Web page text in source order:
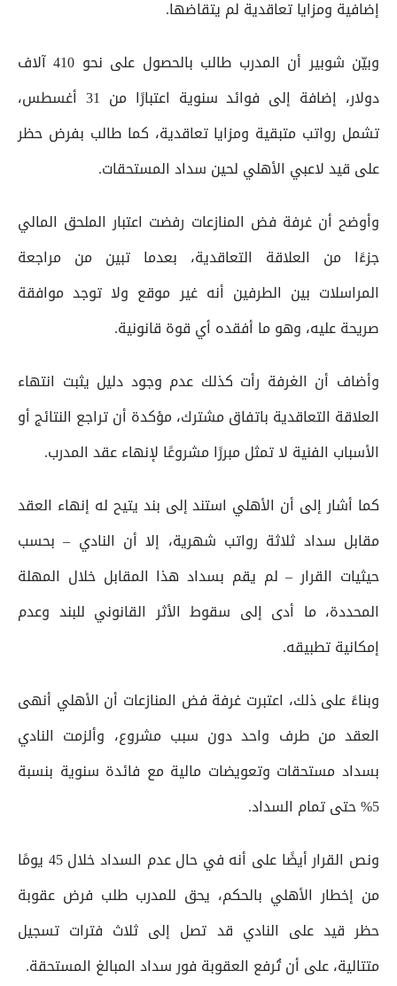
إضافية ومزايا تعاقدية لم يتقاضها.
وبيّن شوبير أن المدرب طالب بالحصول على نحو 410 آلاف
دولار، إضافة إلى فوائد سنوية اعتبارًا من 31 أغسطس،
تشمل رواتب متبقية ومزايا تعاقدية، كما طالب بفرض حظر
على قيد لاعبي الأهلي لحين سداد المستحقات.
وأوضح أن غرفة فض المنازعات رفضت اعتبار الملحق المالي
جزءًا من العلاقة التعاقدية، بعدما تبين من مراجعة
المراسلات بين الطرفين أنه غير موقع ولا توجد موافقة
صريحة عليه، وهو ما أفقده أي قوة قانونية.
وأضاف أن الغرفة رأت كذلك عدم وجود دليل يثبت انتهاء
العلاقة التعاقدية باتفاق مشترك، مؤكدة أن تراجع النتائج أو
الأسباب الفنية لا تمثل مبررًا مشروعًا لإنهاء عقد المدرب.
كما أشار إلى أن الأهلي استند إلى بند يتيح له إنهاء العقد
مقابل سداد ثلاثة رواتب شهرية، إلا أن النادي – بحسب
حيثيات القرار – لم يقم بسداد هذا المقابل خلال المهلة
المحددة، ما أدى إلى سقوط الأثر القانوني للبند وعدم
إمكانية تطبيقه.
وبناءً على ذلك، اعتبرت غرفة فض المنازعات أن الأهلي أنهى
العقد من طرف واحد دون سبب مشروع، وألزمت النادي
بسداد مستحقات وتعويضات مالية مع فائدة سنوية بنسبة
5% حتى تمام السداد.
ونص القرار أيضًا على أنه في حال عدم السداد خلال 45 يومًا
من إخطار الأهلي بالحكم، يحق للمدرب طلب فرض عقوبة
حظر قيد على النادي قد تصل إلى ثلاث فترات تسجيل
متتالية، على أن تُرفع العقوبة فور سداد المبالغ المستحقة.